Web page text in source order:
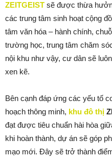
ZEITGEIST sẽ được thừa
các trung tâm sinh hoạt cộng
tâm văn hóa – hành chính,
trường học, trung tâm chăm
nội khu như vậy, cư dân sẽ
xen kẽ.
Bên cạnh đáp ứng các yếu tố
hoạch thông minh, khu đô thị
đạt được tiêu chuẩn hài hòa
khi hoàn thành, dự án sẽ góp
mạo mới. Đây sẽ trở thành